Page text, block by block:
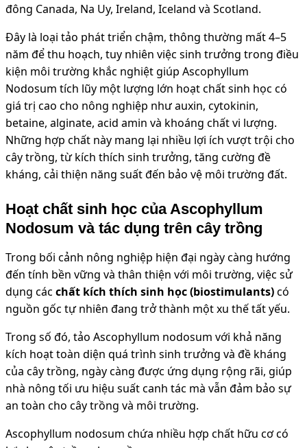
đông Canada, Na Uy, Ireland, Iceland và Scotland.
Đây là loại tảo phát triển chậm, thông thường mất 4–5
năm để thu hoạch, tuy nhiên việc sinh trưởng trong điều
kiện môi trường khắc nghiệt giúp Ascophyllum
Nodosum tích lũy một lượng lớn hoạt chất sinh học có
giá trị cao cho nông nghiệp nhưauxin, cytokinin,
betaine, alginate, acid amin và khoáng chất vi lượng.
Những hợp chất này mang lại nhiều lợi ích vượt trội cho
cây trồng, từkích thích sinh trưởng, tăng cường đề
kháng, cải thiện năng suất đến bảo vệ môi trường đất.
Hoạt chất sinh học của Ascophyllum
Nodosum và tác dụng trên cây trồng
Trong bối cảnh nông nghiệp hiện đại ngày càng hướng
đến tính bền vững và thân thiện với môi trường, việc sử
dụng các chất kích thích sinh học (biostimulants)có
nguồn gốc tự nhiên đang trở thành một xu thế tất yếu.
Trong số đó, tảo Ascophyllum nodosum với khả năng
kích hoạt toàn diện quá trình sinh trưởng và đề kháng
của cây trồng, ngày càng được ứng dụng rộng rãi, giúp
nhà nông tối ưu hiệu suất canh tác mà vẫn đảm bảo sự
an toàn cho cây trồng và môi trường.
Ascophyllum nodosum chứa nhiều hợp chất hữu cơ có